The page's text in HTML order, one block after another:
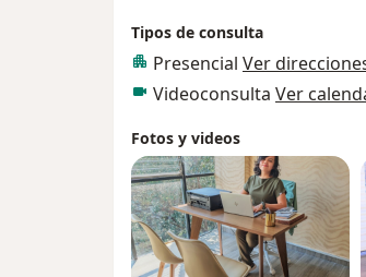
Tipos de consulta
Presencial Ver
Videoconsulta Ver
Fotos y videos